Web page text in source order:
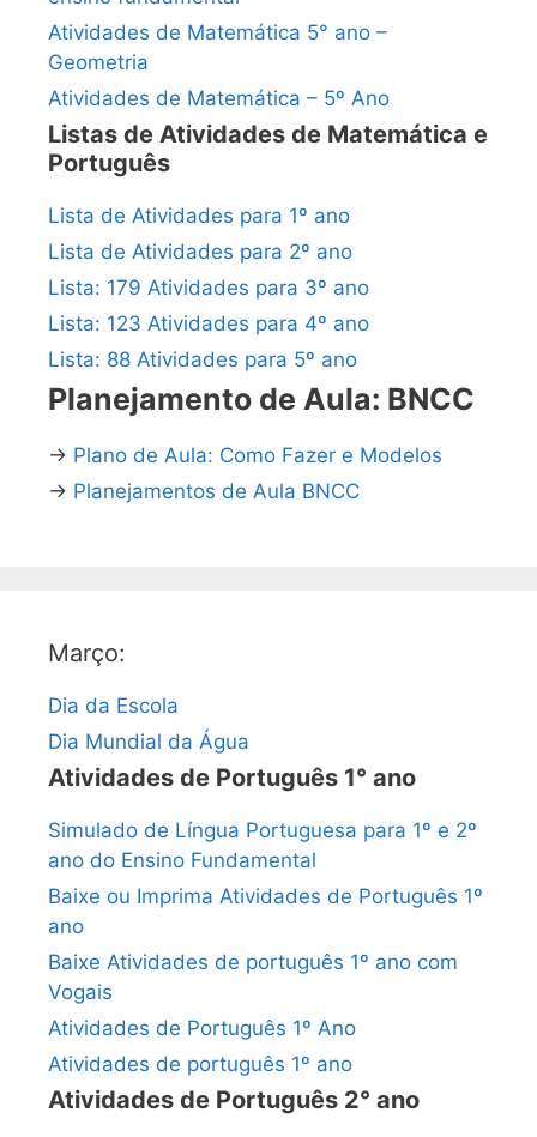
Atividades de Matemática 5° ano –
Geometria
Atividades de Matemática – 5º Ano
Listas de Atividades de Matemática e
Português
Lista de Atividades para 1º ano
Lista de Atividades para 2º ano
Lista: 179 Atividades para 3º ano
Lista: 123 Atividades para 4º ano
Lista: 88 Atividades para 5º ano
Planejamento de Aula: BNCC
→ Plano de Aula: Como Fazer e Modelos
→ Planejamentos de Aula BNCC
Março:
Dia da Escola
Dia Mundial da Água
Atividades de Português 1° ano
Simulado de Língua Portuguesa para 1º e 2º
ano do Ensino Fundamental
Baixe ou Imprima Atividades de Português 1º
ano
Baixe Atividades de português 1º ano com
Vogais
Atividades de Português 1º Ano
Atividades de português 1º ano
Atividades de Português 2° ano